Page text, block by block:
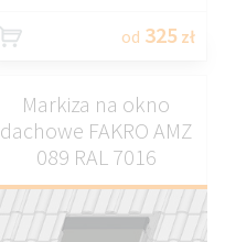
od 325 zł
Markiza na okno
dachowe FAKRO AMZ
089 RAL 7016